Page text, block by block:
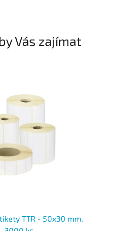
Vás zajímat
TTR - 50x30 mm,